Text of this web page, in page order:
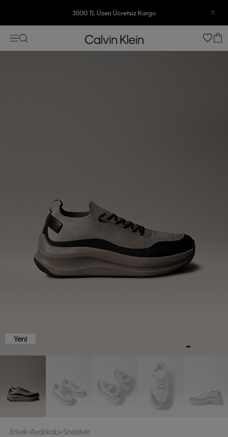
3500 TL Üzeri Ücretsiz Kargo
7500 TL Ve Üzeri Alışverişlerinizde 6 Taksit İmkanı
Yeni
Erkek Ayakkabı Sneaker